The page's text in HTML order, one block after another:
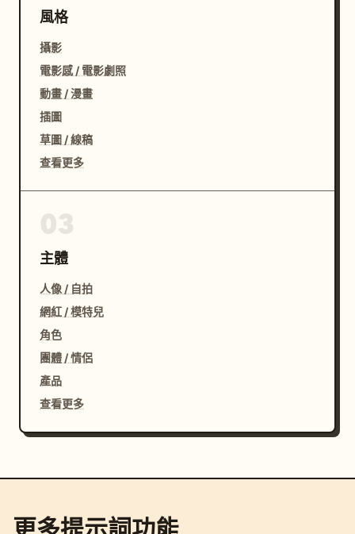
感、廉价影楼红布背景、现代披发、新郎角度雷同、人物脸
假、手指畸形、服装纹样糊掉、凤冠结构错误、比例失衡、
透视奇怪、画面过度磨皮、表情僵硬。
请生成一张 明制汉服婚纱照主海报。
流苏和宝石层次清楚，发型为中分贴发低盘发，妆容端庄精
致，手持一柄红色绣花团扇，团扇放于胸前偏下位置。
厚重挺括。
两个人 都看向镜头，表情庄重、平静、体面，有婚礼主片
的正式感。新郎必须清晰正脸，不能再是陪衬。
构图为 全身竖构图，略低机位，强调服装廓形、凤冠、袍
服和整体气场。
有高光细节，整体大气、隆重、贵气。
風格
攝影
電影感 / 電影劇照
動畫 / 漫畫
插圖
草圖 / 線稿
查看更多
主體
人像 / 自拍
網紅 / 模特兒
角色
團體 / 情侶
產品
查看更多